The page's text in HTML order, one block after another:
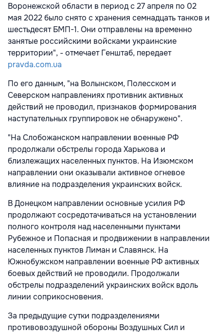
Воронежской области в период с 27 апреля по 02
мая 2022 было снято с хранения семнадцать танков и
шестьдесят БМП-1. Они отправлены на временно
занятые российскими войсками украинские
территории", - отмечает Генштаб, передает
pravda.com.ua
По его данным, "на Волынском, Полесском и
Северском направлениях противник активных
действий не проводил, признаков формирования
наступательных группировок не обнаружено".
"На Слобожанском направлении военные РФ
продолжали обстрелы города Харькова и
близлежащих населенных пунктов. На Изюмском
направлении они оказывали активное огневое
влияние на подразделения украинских войск.
В Донецком направлении основные усилия РФ
продолжают сосредотачиваться на установлении
полного контроля над населенными пунктами
Рубежное и Попасная и продвижении в направлении
населенных пунктов Лиман и Славянск. На
Южнобужском направлении военные РФ активных
боевых действий не проводили. Продолжали
обстрелы подразделений украинских войск вдоль
линии соприкосновения.
За предыдущие сутки подразделениями
противовоздушной обороны Воздушных Сил и